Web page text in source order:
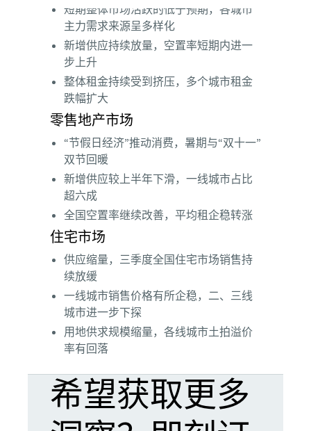
短期整体市场活跃的低于预期，各城市
主力需求来源呈多样化
新增供应持续放量，空置率短期内进一
步上升
整体租金持续受到挤压，多个城市租金
跌幅扩大
零售地产市场
“节假日经济”推动消费，暑期与“双十一”
双节回暖
新增供应较上半年下滑，一线城市占比
超六成
全国空置率继续改善，平均租企稳转涨
住宅市场
供应缩量，三季度全国住宅市场销售持
续放缓
一线城市销售价格有所企稳，二、三线
城市进一步下探
用地供求规模缩量，各线城市土拍溢价
率有回落
希望获取更多